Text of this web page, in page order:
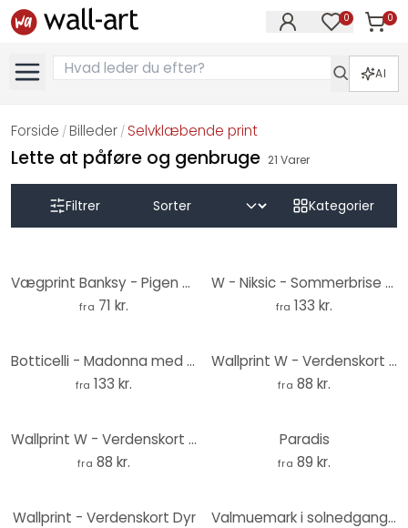
0 0
Varer
AI
Forside / Billeder / Selvklæbende print
Lette at påføre og genbruge 21 Varer
Filtrer Kategorier
Vægprint Banksy - Pigen med den røde ballon
fra 71 kr.
W - Niksic - Sommerbrise - vægprint
fra 133 kr.
Botticelli - Madonna med liljer og 8 engle - vægprint
fra 133 kr.
Wallprint W - Verdenskort Vandfarver
fra 88 kr.
Wallprint W - Verdenskort Aquarel
fra 88 kr.
Paradis
fra 89 kr.
Wallprint - Verdenskort Dyr Valmuemark i solnedgangen - vægprint